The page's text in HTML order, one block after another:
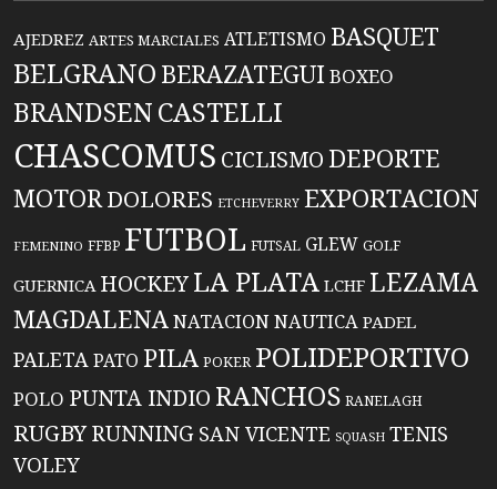
AJEDREZ ARTES MARCIALES ATLETISMO BASQUET
BELGRANO BERAZATEGUIBOXEO
BRANDSENCASTELLI
CHASCOMUS CICLISMO DEPORTE
MOTORDOLORES ETCHEVERRY EXPORTACION
FEMENINO FFBP FUTBOL FUTSAL GLEW GOLF
GUERNICA HOCKEYLA PLATA LCHF LEZAMA
MAGDALENANATACIONNAUTICA PADEL
PALETAPATO PILA POKER POLIDEPORTIVO
POLO PUNTA INDIO RANCHOS RANELAGH
RUGBYRUNNING SAN VICENTE SQUASH TENIS
VOLEY